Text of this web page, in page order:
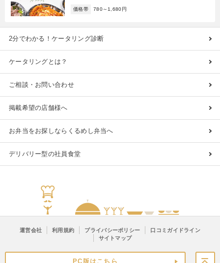
価格帯 780～1,680円
2分でわかる！ケータリング診断
ケータリングとは？
ご相談・お問い合わせ
掲載希望の店舗様へ
お弁当をお探しならくるめし弁当へ
デリバリー型の社員食堂
運営会社 利用規約 プライバシーポリシー
口コミガイドライン
サイトマップ
PC版はこちら